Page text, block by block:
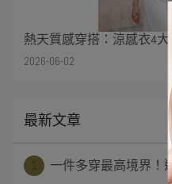
熱天質感穿搭：涼感衣4
2026-06-02
最新文章
一件多穿最高境界！